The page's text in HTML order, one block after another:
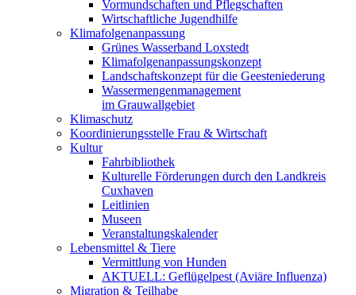
Vormundschaften und Pflegschaften
Wirtschaftliche Jugendhilfe
Klimafolgenanpassung
Grünes Wasserband Loxstedt
Klimafolgenanpassungskonzept
Landschaftskonzept für die Geesteniederung
Wassermengenmanagement
im Grauwallgebiet
Klimaschutz
Koordinierungsstelle Frau & Wirtschaft
Kultur
Fahrbibliothek
Kulturelle Förderungen durch den Landkreis
Cuxhaven
Leitlinien
Museen
Veranstaltungskalender
Lebensmittel & Tiere
Vermittlung von Hunden
AKTUELL: Geflügelpest (Aviäre Influenza)
Migration & Teilhabe